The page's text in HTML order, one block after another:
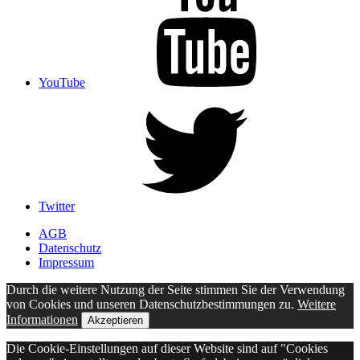
YouTube
Twitter
AGB
Datenschutz
Impressum
Durch die weitere Nutzung der Seite stimmen Sie der Verwendung
von Cookies und unseren Datenschutzbestimmungen zu. Weitere
Informationen
Akzeptieren
Die Cookie-Einstellungen auf dieser Website sind auf "Cookies